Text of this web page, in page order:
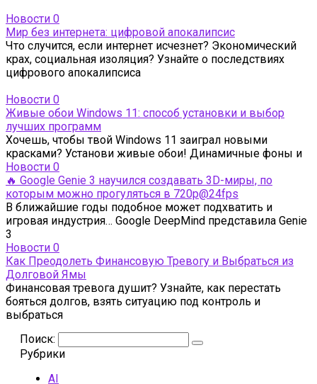
Новости 0
Мир без интернета: цифровой апокалипсис
Что случится, если интернет исчезнет? Экономический
крах, социальная изоляция? Узнайте о последствиях
цифрового апокалипсиса
Новости 0
Живые обои Windows 11: способ установки и выбор
лучших программ
Хочешь, чтобы твой Windows 11 заиграл новыми
красками? Установи живые обои! Динамичные фоны и
Новости 0
🔥 Google Genie 3 научился создавать 3D-миры, по
которым можно прогуляться в 720p@24fps
В ближайшие годы подобное может подхватить и
игровая индустрия… Google DeepMind представила Genie
3
Новости 0
Как Преодолеть Финансовую Тревогу и Выбраться из
Долговой Ямы
Финансовая тревога душит? Узнайте, как перестать
бояться долгов, взять ситуацию под контроль и
выбраться
Поиск:
Рубрики
AI